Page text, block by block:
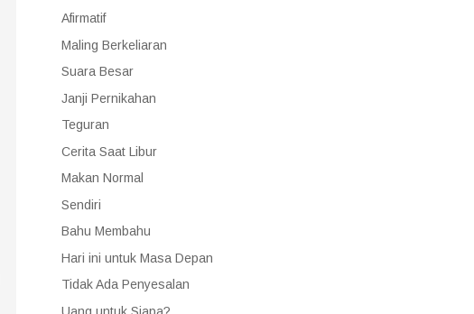
Afirmatif
Maling Berkeliaran
Suara Besar
Janji Pernikahan
Teguran
Cerita Saat Libur
Makan Normal
Sendiri
Bahu Membahu
Hari ini untuk Masa Depan
Tidak Ada Penyesalan
Uang untuk Siapa?